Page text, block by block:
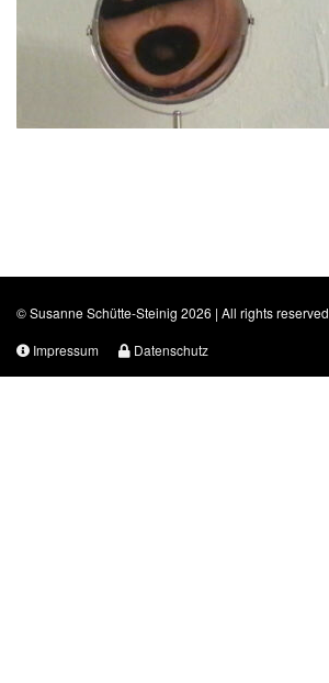
© Susanne Schütte-Steinig 2026 | All rights reserved
Impressum
Datenschutz